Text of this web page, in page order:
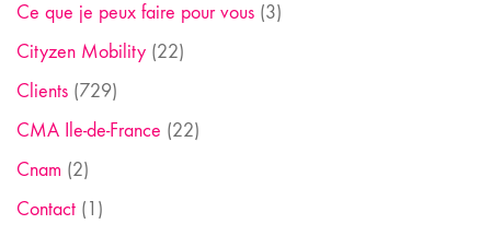
Ce que je peux faire pour vous (3)
Cityzen Mobility (22)
Clients (729)
CMA Ile-de-France (22)
Cnam (2)
Contact (1)